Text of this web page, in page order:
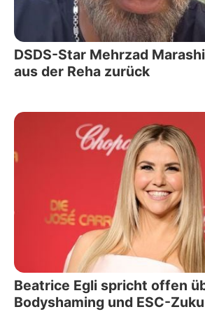
DSDS-Star Mehrzad
aus der Reha zurück
Beatrice Egli spricht offen
Bodyshaming und ESC-